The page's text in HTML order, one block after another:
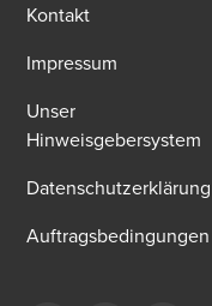
Kontakt
Impressum
Unser
Hinweisgebersystem
Datenschutzerklärung
Auftragsbedingungen